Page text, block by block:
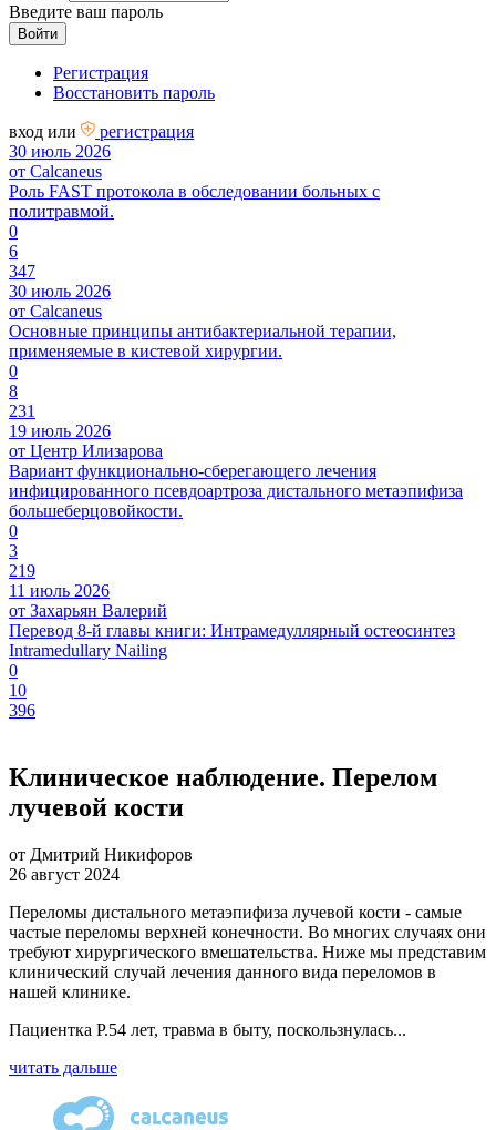
Введите ваш пароль
Регистрация
Восстановить пароль
вход или
регистрация
30 июль 2026
от Calcaneus
Роль FAST протокола в обследовании больных с
политравмой.
0
6
347
30 июль 2026
от Calcaneus
Основные принципы антибактериальной терапии,
применяемые в кистевой хирургии.
0
8
231
19 июль 2026
от Центр Илизарова
Вариант функционально-сберегающего лечения
инфицированного псевдоартроза дистального метаэпифиза
большеберцовойкости.
0
3
219
11 июль 2026
от Захарьян Валерий
Перевод 8-й главы книги: Интрамедуллярный остеосинтез
Intramedullary Nailing
0
10
396
Клиническое наблюдение. Перелом
лучевой кости
от Дмитрий Никифоров
26 август 2024
Переломы дистального метаэпифиза лучевой кости - самые
частые переломы верхней конечности. Во многих случаях они
требуют хирургического вмешательства. Ниже мы представим
клинический случай лечения данного вида переломов в
нашей клинике.
Пациентка Р.54 лет, травма в быту, поскользнулась...
читать дальше